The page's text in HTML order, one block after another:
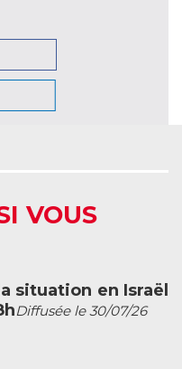
VOUS
situation en Israël
Diffusée le 30/07/26